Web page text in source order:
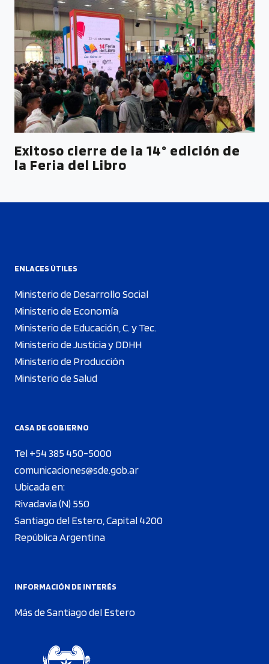
Exitoso cierre de la 14° edición de
la Feria del Libro
ENLACES ÚTILES
Ministerio de Desarrollo Social
Ministerio de Economía
Ministerio de Educación, C. y Tec.
Ministerio de Justicia y DDHH
Ministerio de Producción
Ministerio de Salud
CASA DE GOBIERNO
Tel +54 385 450-5000
comunicaciones@sde.gob.ar
Ubicada en:
Rivadavia (N) 550
Santiago del Estero, Capital 4200
República Argentina
INFORMACIÓN DE INTERÉS
Más de Santiago del Estero